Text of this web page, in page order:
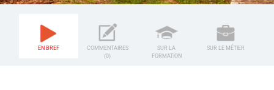
EN BREF
COMMENTAIRES
(0)
SUR LA
FORMATION
SUR LE MÉTIER